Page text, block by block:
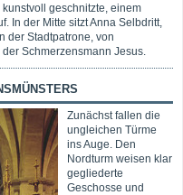
geschnitzte, einem
In der Mitte sitzt Anna Selbdritt,
der Stadtpatrone, von
Schmerzensmann Jesus.
Zunächst fallen die
ungleichen Türme
ins Auge. Den
Nordturm weisen klar
gegliederte
Geschosse und